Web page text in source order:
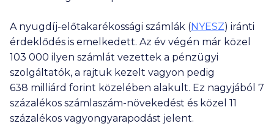
A nyugdíj-előtakarékossági számlák (NYESZ) iránti
érdeklődés is emelkedett. Az év végén már közel
103 000 ilyen számlát vezettek a pénzügyi
szolgáltatók, a rajtuk kezelt vagyon pedig
638 milliárd forint közelében alakult. Ez nagyjából 7
százalékos számlaszám-növekedést és közel 11
százalékos vagyongyarapodást jelent.